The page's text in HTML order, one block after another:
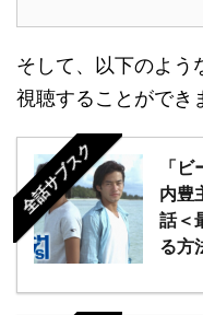
そして、以下のよう
視聴することができ
全話サブスク
「
内豊
話＜
る方